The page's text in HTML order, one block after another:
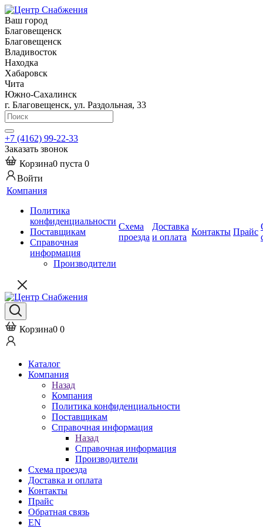
Ваш город
Благовещенск
Благовещенск
Владивосток
Находка
Хабаровск
Чита
Южно-Сахалинск
г. Благовещенск, ул. Раздольная, 33
+7 (4162) 99-22-33
Заказать звонок
Корзина0 пуста 0
Войти
Компания
Политика
конфиденциальности
Поставщикам
Справочная
информация
Производители
Схема
проезда
Доставка
и оплата
Контакты Прайс
Корзина0 0
Каталог
Компания
Назад
Компания
Политика конфиденциальности
Поставщикам
Справочная информация
Назад
Справочная информация
Производители
Схема проезда
Доставка и оплата
Контакты
Прайс
Обратная связь
EN